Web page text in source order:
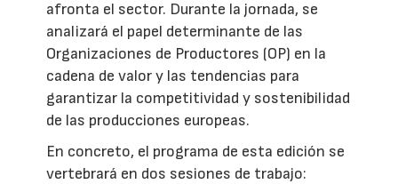
afronta el sector. Durante la jornada, se
analizará el papel determinante de las
Organizaciones de Productores (OP) en la
cadena de valor y las tendencias para
garantizar la competitividad y sostenibilidad
de las producciones europeas.
En concreto, el programa de esta edición se
vertebrará en dos sesiones de trabajo: